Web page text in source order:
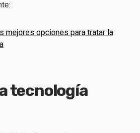
mejores opciones para tratar la
tecnología